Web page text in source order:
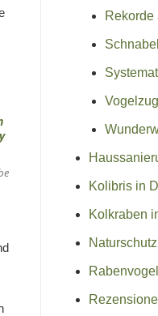
Rekorde
Vogelzug
Kolibris in
Kolkraben